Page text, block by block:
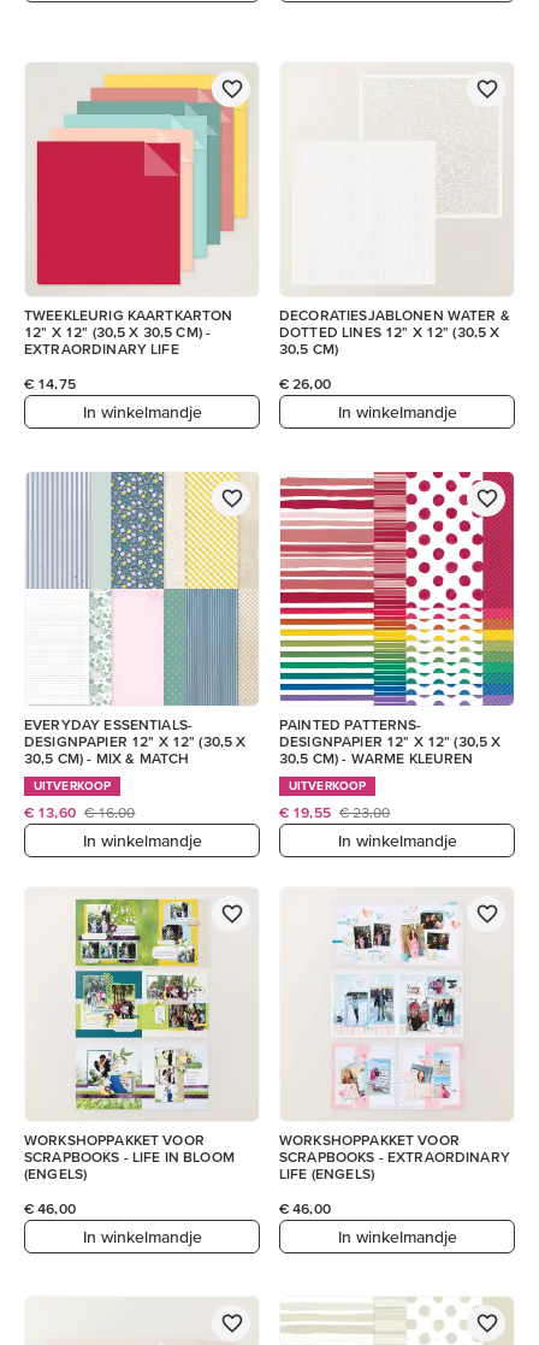
TWEEKLEURIG KAARTKARTON
12" X 12" (30,5 X 30,5 CM) -
EXTRAORDINARY LIFE
€ 14,75
In winkelmandje
DECORATIESJABLONEN WATER &
DOTTED LINES 12" X 12" (30,5 X
30,5 CM)
€ 26,00
In winkelmandje
EVERYDAY ESSENTIALS-
DESIGNPAPIER 12" X 12" (30,5 X
30,5 CM) - MIX & MATCH
UITVERKOOP
€ 13,60 € 16,00
In winkelmandje
PAINTED PATTERNS-
DESIGNPAPIER 12" X 12" (30,5 X
30,5 CM) - WARME KLEUREN
UITVERKOOP
€ 19,55 € 23,00
In winkelmandje
WORKSHOPPAKKET VOOR
SCRAPBOOKS - LIFE IN BLOOM
(ENGELS)
€ 46,00
In winkelmandje
WORKSHOPPAKKET VOOR
SCRAPBOOKS - EXTRAORDINARY
LIFE (ENGELS)
€ 46,00
In winkelmandje